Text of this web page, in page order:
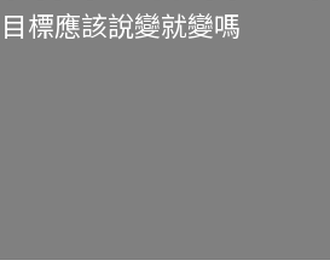
目標應該說變就變嗎